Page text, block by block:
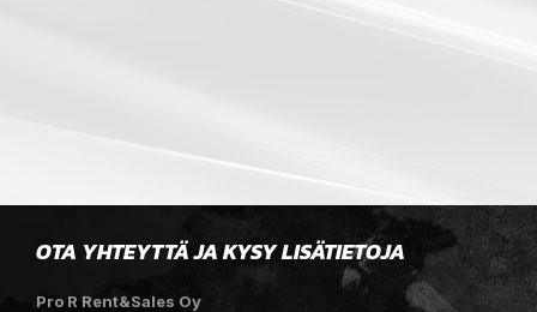
OTA YHTEYTTÄ JA KYSY LISÄTIETOJA
Pro R Rent&Sales Oy